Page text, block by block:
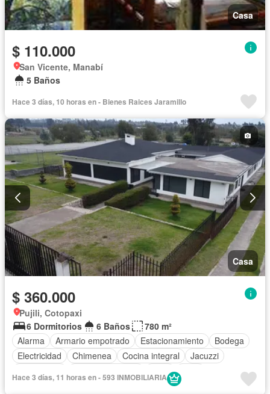
Casa
$ 110.000
San Vicente, Manabí
5 Baños
Hace 3 días, 10 horas en - Bienes Raices Jaramillo
Casa
$ 360.000
Pujili, Cotopaxi
6 Dormitorios
6 Baños
780 m²
Alarma
Armario empotrado Estacionamiento
Bodega
Electricidad
Chimenea Cocina integral
Jacuzzi
Agua
Hace 3 días, 11 horas en - 593 INMOBILIARIA